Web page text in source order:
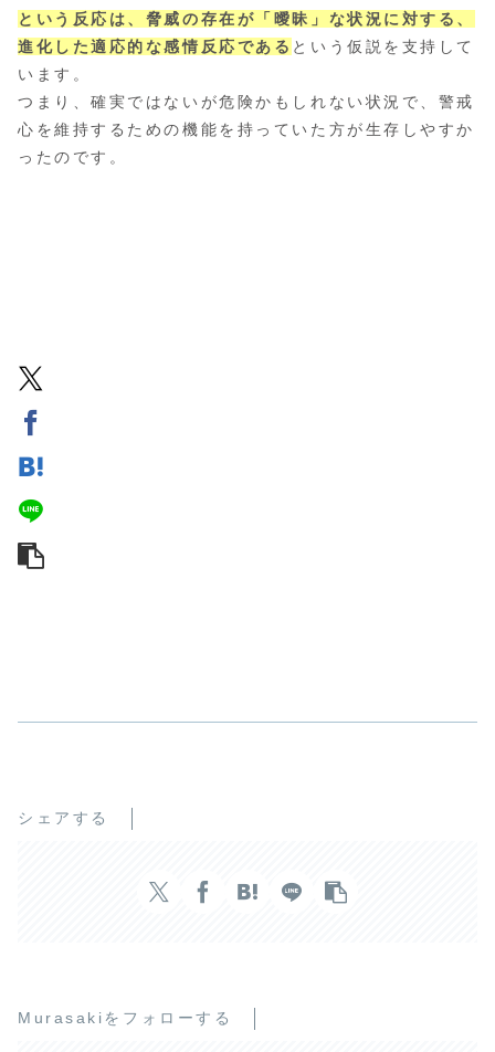
という反応は、脅威の存在が「曖昧」な状況に対する、
進化した適応的な感情反応である という仮説を支持して
います。
つまり、確実ではないが危険かもしれない状況で、警戒
心を維持するための機能を持っていた方が生存しやすか
ったのです。
シェアする
Murasakiをフォローする